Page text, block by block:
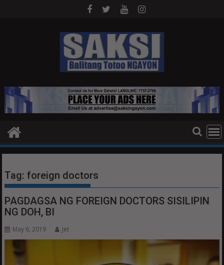
Tag:foreign doctors
PAGDAGSA NG FOREIGN DOCTORS SISILIPIN
NG DOH, BI
May 6, 2019 Jet